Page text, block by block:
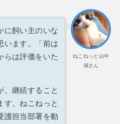
ねこねっと山中
湖さん
に飼い主のいな
います。「前は
らは評価をいた
、継続すること
す。ねこねっと
護担当部署を動